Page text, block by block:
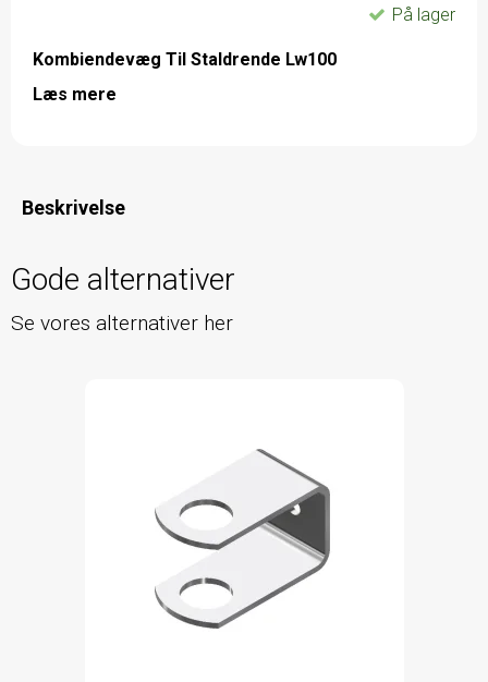
På lager
Kombiendevæg Til Staldrende Lw100
Læs mere
Beskrivelse
Gode alternativer
Se vores alternativer her